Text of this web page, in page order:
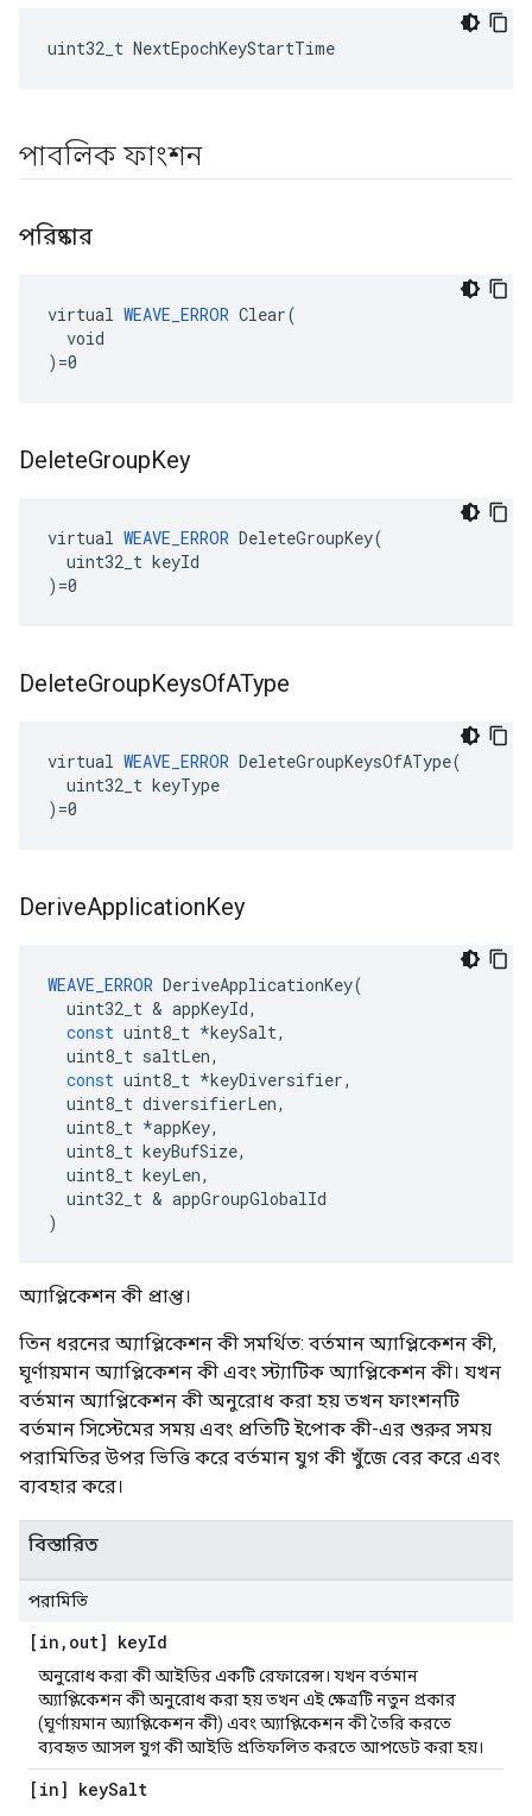
uint32_t NextEpochKeyStartTime
পাবলিক ফাংশন
পরিষ্কার
virtual WEAVE_ERROR Clear(
  void
)=0
DeleteGroupKey
virtual WEAVE_ERROR DeleteGroupKey(
  uint32_t keyId
)=0
DeleteGroupKeysOfAType
virtual WEAVE_ERROR DeleteGroupKeysOfAType(
  uint32_t keyType
)=0
DeriveApplicationKey
WEAVE_ERROR DeriveApplicationKey(
uint32_t & appKeyId,
const uint8_t *keySalt,
uint8_t saltLen,
const uint8_t *keyDiversifier,
uint8_t diversifierLen,
uint8_t *appKey,
uint8_t keyBufSize,
uint8_t keyLen,
uint32_t & appGroupGlobalId
)
অ্যাপ্লিকেশন কী প্রাপ্ত।
তিন ধরনের অ্যাপ্লিকেশন কী সমর্থিত: বর্তমান অ্যাপ্লিকেশন কী,
ঘূর্ণায়মান অ্যাপ্লিকেশন কী এবং স্ট্যাটিক অ্যাপ্লিকেশন কী। যখন
বর্তমান অ্যাপ্লিকেশন কী অনুরোধ করা হয় তখন ফাংশনটি
বর্তমান সিস্টেমের সময় এবং প্রতিটি ইপোক কী-এর শুরুর সময়
পরামিতির উপর ভিত্তি করে বর্তমান যুগ কী খুঁজে বের করে এবং
ব্যবহার করে।
বিস্তারিত
পরামিতি
[in , out] keyId
অনুরোধ করা কী আইডির একটি রেফারেন্স। যখন বর্তমান
অ্যাপ্লিকেশন কী অনুরোধ করা হয় তখন এই ক্ষেত্রটি নতুন প্রকার
(ঘূর্ণায়মান অ্যাপ্লিকেশন কী) এবং অ্যাপ্লিকেশন কী তৈরি করতে
ব্যবহৃত আসল যুগ কী আইডি প্রতিফলিত করতে আপডেট করা হয়।
[in] keySalt